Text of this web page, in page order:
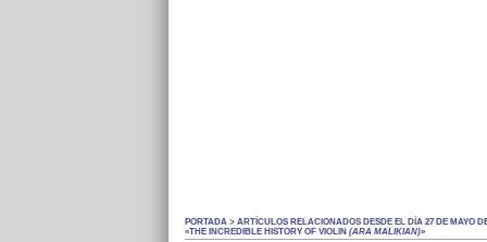
PORTADA > ARTÍCULOS RELACIONADOS DESDE EL DÍA 27 DE MAYO
«THE INCREDIBLE HISTORY OF VIOLIN (ARA MALIKIAN)»